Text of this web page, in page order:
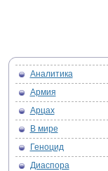
Аналитика
Армия
Арцах
В мире
Геноцид
Диаспора